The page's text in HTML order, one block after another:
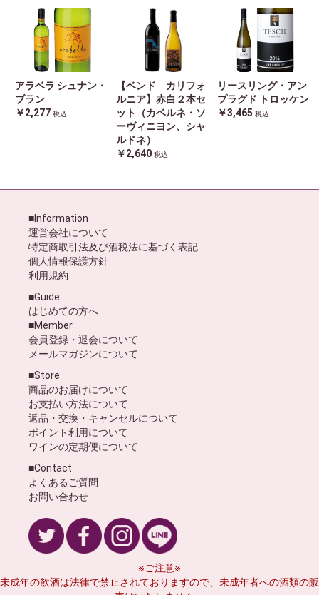
アラベラ シュナン・
ブラン
￥2,277 税込
【ベンド カリフォ
ルニア】赤白２本セ
ット（カベルネ・ソ
ーヴィニヨン、シャ
ルドネ）
￥2,640 税込
リースリング・アン
プラグド トロッケン
￥3,465 税込
■Information
運営会社について
特定商取引法及び酒税法に基づく表記
個人情報保護方針
利用規約
■Guide
はじめての方へ
■Member
会員登録・退会について
メールマガジンについて
■Store
商品のお届けについて
お支払い方法について
返品・交換・キャンセルについて
ポイント利用について
ワインの定期便について
■Contact
よくあるご質問
お問い合わせ
※ご注意※
未成年の飲酒は法律で禁止されておりますので、未成年者への酒類の販